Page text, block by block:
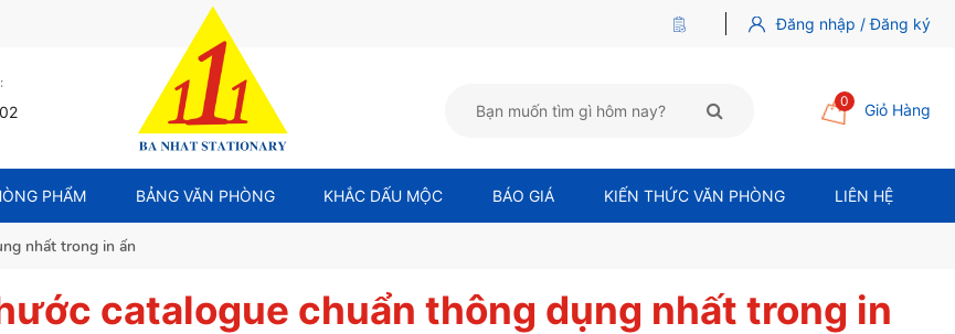
Đăng nhập / Đăng ký
0 Giỏ Hàng
PHẨM BẢNG VĂN PHÒNG KHẮC DẤU MỘC BÁO GIÁ KIẾN THỨC VĂN PHÒNG LIÊN HỆ
nhất trong in ấn
catalogue chuẩn thông dụng nhất trong in